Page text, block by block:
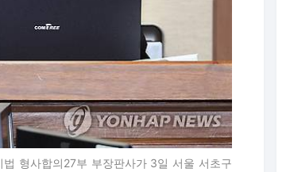
형사합의27부 부장판사가 3일 서울 서초구